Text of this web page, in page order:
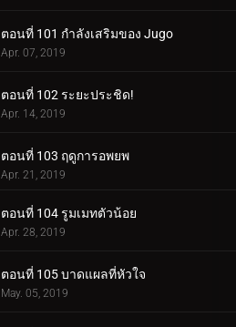
ตอนที่ 101 กำลังเสริมของ Jugo
Apr. 07, 2019
ตอนที่ 102 ระยะประชิด!
Apr. 14, 2019
ตอนที่ 103 ฤดูการอพยพ
Apr. 21, 2019
ตอนที่ 104 รูมเมทตัวน้อย
Apr. 28, 2019
ตอนที่ 105 บาดแผลที่หัวใจ
May. 05, 2019